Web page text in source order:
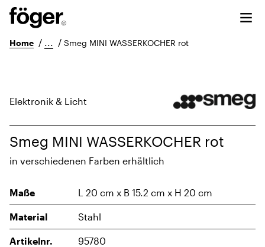
Home / ... / Smeg MINI WASSERKOCHER rot
Elektronik & Licht
Smeg MINI WASSERKOCHER rot
in verschiedenen Farben erhältlich
Maße L 20 cm x B 15.2 cm x H 20 cm
Material Stahl
Artikelnr. 95780